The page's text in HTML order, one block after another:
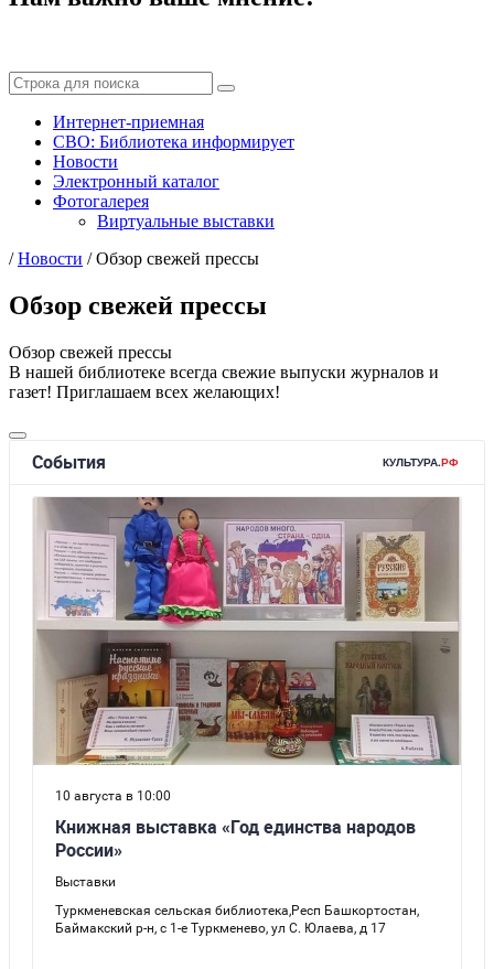
Интернет-приемная
СВО: Библиотека информирует
Новости
Электронный каталог
Фотогалерея
Виртуальные выставки
/Новости /Обзор свежей прессы
Обзор свежей прессы
Обзор свежей прессы
В нашей библиотеке всегда свежие выпуски журналов и
газет! Приглашаем всех желающих!